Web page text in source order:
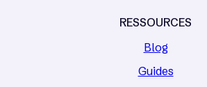
RESSOURCES
Blog
Guides